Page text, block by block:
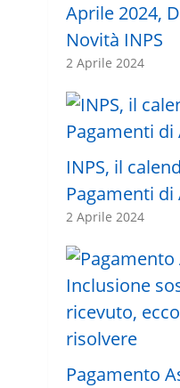
Aprile 2024,
Novità INPS
2 Aprile 2024
INPS, il
Pagamenti di
2 Aprile 2024
Pagamento